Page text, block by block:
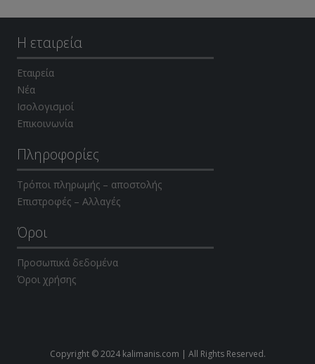
Η εταιρεία
Εταιρεία
Νέα
Ισολογισμοί
Επικοινωνία
Πληροφορίες
Τρόποι πληρωμής – αποστολής
Επιστροφές – Αλλαγές
Όροι
Προσωπικά δεδομένα
Όροι χρήσης
Copyright © 2024 kalimanis.com | All Rights Reserved.